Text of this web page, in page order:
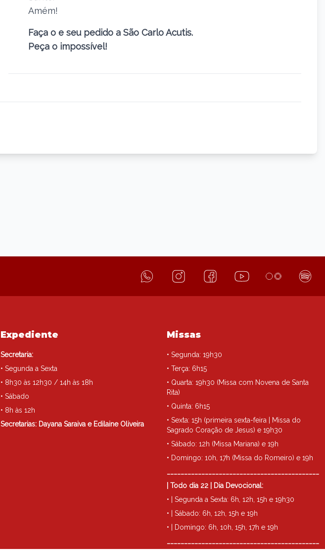
Amém!
Faça o e seu pedido a São Carlo Acutis.
Peça o impossível!
Expediente
Secretaria:
• Segunda a Sexta
• 8h30 às 12h30 / 14h às 18h
• Sábado
• 8h às 12h
Secretarias: Dayana Saraiva e Edilaine Oliveira
Missas
• Segunda: 19h30
• Terça: 6h15
• Quarta: 19h30 (Missa com Novena de Santa
Rita)
• Quinta: 6h15
• Sexta: 15h (primeira sexta-feira | Missa do
Sagrado Coração de Jesus) e 19h30
• Sábado: 12h (Missa Mariana) e 19h
• Domingo: 10h, 17h (Missa do Romeiro) e 19h
| Todo dia 22 | Dia Devocional:
• | Segunda a Sexta: 6h, 12h, 15h e 19h30
• | Sábado: 6h, 12h, 15h e 19h
• | Domingo: 6h, 10h, 15h, 17h e 19h